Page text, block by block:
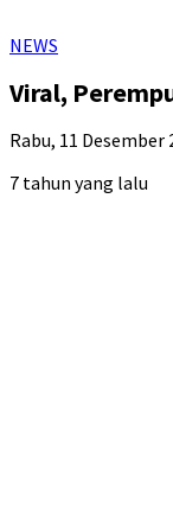
NEWS
Viral,
Rabu, 11 Desember
7 tahun yang lalu